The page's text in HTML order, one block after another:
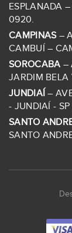
ESPLANADA
0920.
CAMPINAS–
CAMBUÍ –
SOROCABA –
JARDIM BELA
JUNDIAÍ –
- JUNDIAÍ - SP
SANTO
SANTO